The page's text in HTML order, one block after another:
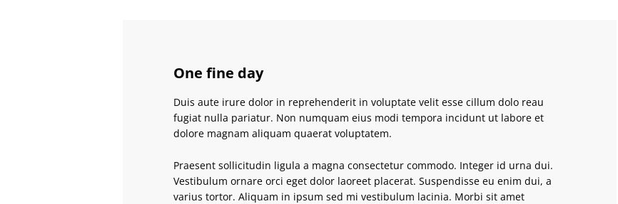
One fine day
Duis aute irure dolor in reprehenderit in voluptate velit esse cillum dolo reau
fugiat nulla pariatur. Non numquam eius modi tempora incidunt ut labore et
dolore magnam aliquam quaerat voluptatem.
Praesent sollicitudin ligula a magna consectetur commodo. Integer id urna dui.
Vestibulum ornare orci eget dolor laoreet placerat. Suspendisse eu enim dui, a
varius tortor. Aliquam in ipsum sed mi vestibulum lacinia. Morbi sit amet